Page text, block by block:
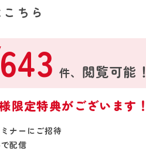
ちら
件、 閲覧可能！
限定特典がございます！
ナーにご招待
配信